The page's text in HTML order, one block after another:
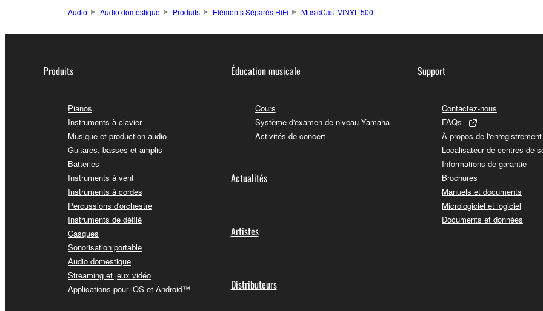
Audio Audio domestique Produits Eléments Séparés HiFi MusicCast VINYL 500
Produits
Pianos
Instruments à clavier
Musique et production audio
Guitares, basses et amplis
Batteries
Instruments à vent
Instruments à cordes
Percussions d'orchestre
Instruments de défilé
Casques
Sonorisation portable
Audio domestique
Streaming et jeux vidéo
Applications pour iOS et Android™
Éducation musicale
Cours
Système d'examen de niveau Yamaha
Activités de concert
Actualités
Artistes
Distributeurs
Support
Contactez-nous
FAQs
À propos de
Localisateur de centres de
Informations de garantie
Brochures
Manuels et documents
Micrologiciel et logiciel
Documents et données